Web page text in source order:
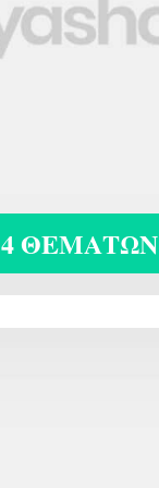
4 ΘΕΜΑΤΩΝ